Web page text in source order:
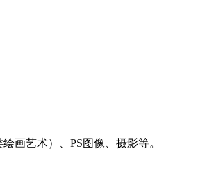
画艺术）、PS图像、摄影等。